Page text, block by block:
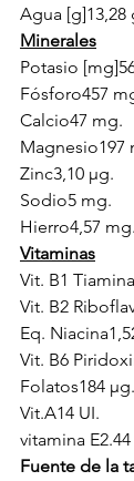
Agua [g]13,28
Minerales
Potasio
Fósforo457
Calcio47 mg.
Magnesio197
Zinc3,10 µg.
Sodio5 mg.
Hierro4,57 mg.
Vitaminas
Vit. B1
Vit. B2
Eq.
Vit. B6
Folatos184 µg.
Vit.A14 UI.
vitamina
Fuente de la